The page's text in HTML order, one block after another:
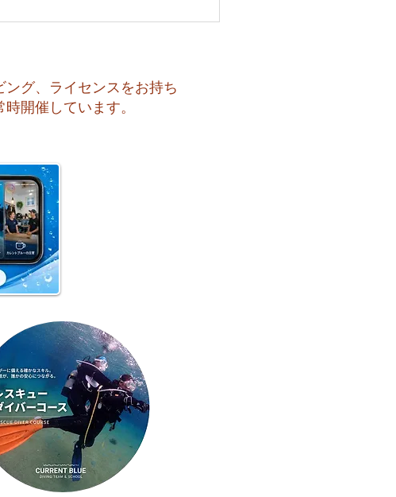
今日も暑い一日になりそうで
すね☀️
グ、ライセンスをお持ち
開催しています。